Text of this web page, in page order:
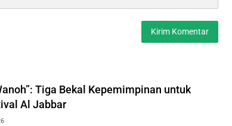
Tiga Bekal Kepemimpinan untuk
Al Jabbar